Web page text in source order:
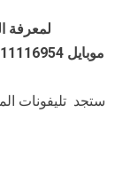
لمعرفة
ستجد تليفونات